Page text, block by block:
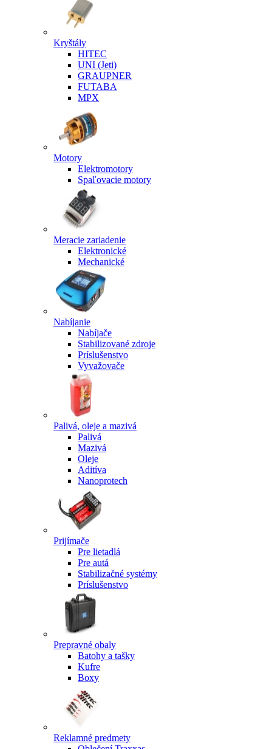
Kryštály
HITEC
UNI (Jeti)
GRAUPNER
FUTABA
MPX
Motory
Elektromotory
Spaľovacie motory
Meracie zariadenie
Elektronické
Mechanické
Nabíjanie
Nabíjače
Stabilizované zdroje
Príslušenstvo
Vyvažovače
Palivá, oleje a mazivá
Palivá
Mazivá
Oleje
Aditíva
Nanoprotech
Prijímače
Pre lietadlá
Pre autá
Stabilizačné systémy
Príslušenstvo
Prepravné obaly
Batohy a tašky
Kufre
Boxy
Reklamné predmety